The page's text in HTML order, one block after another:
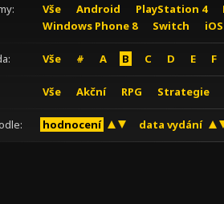
Vše Android PlayStation 4
Windows Phone 8
Switch iOS
Vše # A B C D E F
Vše Akční RPG Strategie
hodnocení data vydání